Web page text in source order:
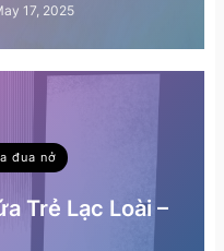
17, 2025
đua nở
Trẻ Lạc Loài –